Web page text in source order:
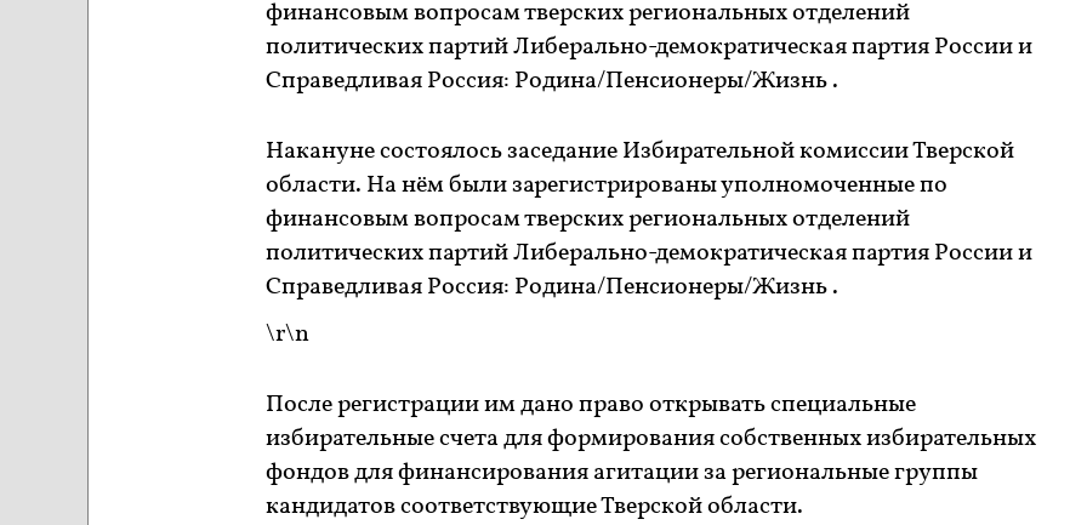
финансовым вопросам тверских региональных отделений
политических партий Либерально-демократическая партия России и
Справедливая Россия: Родина/Пенсионеры/Жизнь .
Накануне состоялось заседание Избирательной комиссии Тверской
области. На нём были зарегистрированы уполномоченные по
финансовым вопросам тверских региональных отделений
политических партий Либерально-демократическая партия России и
Справедливая Россия: Родина/Пенсионеры/Жизнь .
\r\n
После регистрации им дано право открывать специальные
избирательные счета для формирования собственных избирательных
фондов для финансирования агитации за региональные группы
кандидатов соответствующие Тверской области.